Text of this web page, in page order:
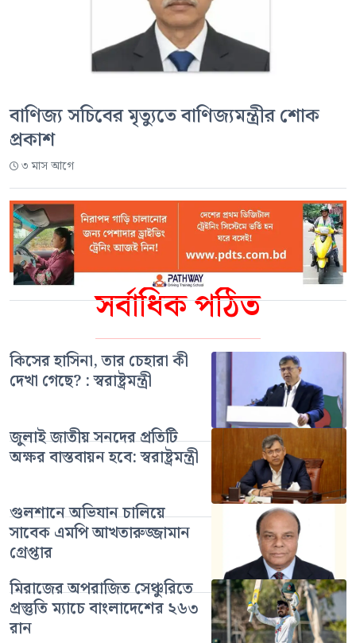
সর্বাধিক পঠিত
কিসের হাসিনা, তার চেহারা কী
দেখা গেছে? : স্বরাষ্ট্রমন্ত্রী
জুলাই জাতীয় সনদের প্রতিটি
অক্ষর বাস্তবায়ন হবে: স্বরাষ্ট্রমন্ত্রী
গুলশানে অভিযান চালিয়ে
সাবেক এমপি আখতারুজ্জামান
গ্রেপ্তার
মিরাজের অপরাজিত সেঞ্চুরিতে
প্রস্তুতি ম্যাচে বাংলাদেশের ২৬৩
রান
বাণিজ্য সচিবের মৃত্যুতে বাণিজ্যমন্ত্রীর শোক
প্রকাশ
৩ মাস আগে